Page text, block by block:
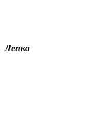
Лепка